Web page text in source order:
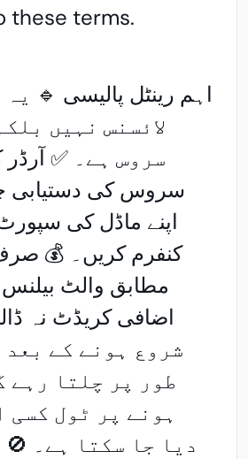
these terms.
لائسنس نہیں
سروس ہے۔ ✅ آرڈر
سروس کی دستیابی
اپنے ماڈل کی
کنفرم کریں۔ 💰
مطابق والٹ
اضافی کریڈٹ نہ
شروع ہونے کے بعد
طور پر چلتا رہے
ہونے پر ٹول کسی
دیا جا سکتا ہے۔ 🚫